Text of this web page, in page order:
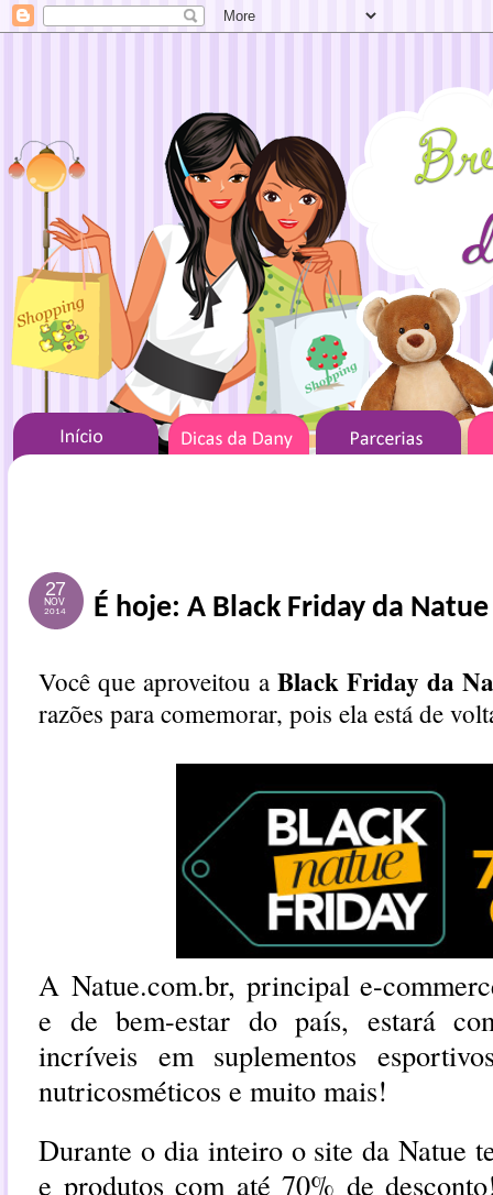
27
NOV
2014 É hoje: A Black Friday da
Você que aproveitou a Black Friday da
razões para comemorar, pois ela está de
ANatue.com.br, principal e-
e de bem-estar do país, estará
incríveis em suplementos
nutricosméticos e muito mais!
Durante o dia inteiro o site da Natue
e produtos com até 70% de